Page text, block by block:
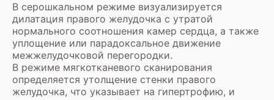
В серошкальном режиме визуализируется
дилатация правого желудочка с утратой
нормального соотношения камер сердца, а также
уплощение или парадоксальное движение
межжелудочковой перегородки.
В режиме мягкотканевого сканирования
определяется утолщение стенки правого
желудочка, что указывает на гипертрофию, и